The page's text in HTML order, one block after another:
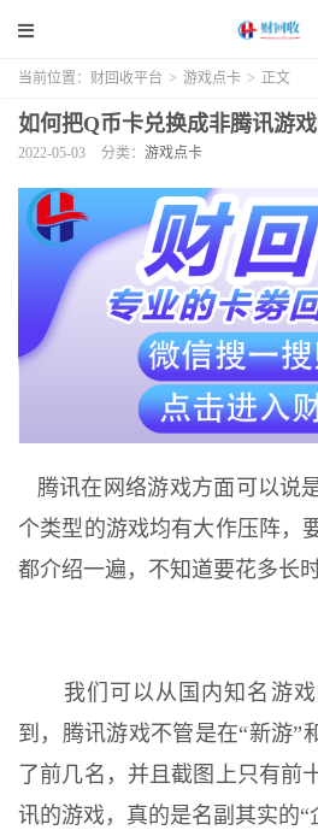
当前位置： 财回收平台 > 游戏点卡 > 正文
如何把Q币卡兑换成非腾讯游戏
2022-05-03 分类： 游戏点卡
腾讯在网络游戏方面可以说
个类型的游戏均有大作压阵，
都介绍一遍，不知道要花多长时
我们可以从国内知名游戏
到，腾讯游戏不管是在“新游”
了前几名，并且截图上只有前
讯的游戏，真的是名副其实的“